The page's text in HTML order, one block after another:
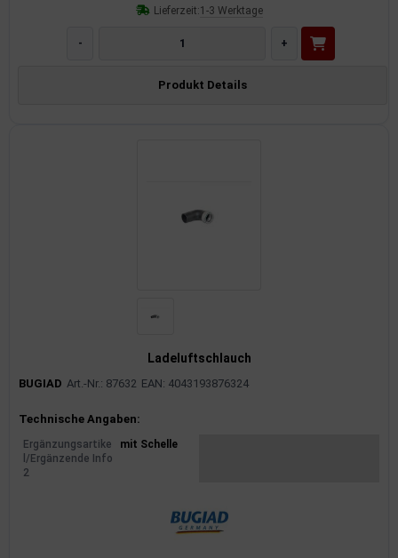
Lieferzeit:1-3 Werktage
- +
Produkt Details
Ladeluftschlauch
BUGIAD Art.-Nr.: 87632 EAN: 4043193876324
Produktinformationen
Technische Angaben:
Ergänzungsartike
l/Ergänzende Info
2
mit Schelle